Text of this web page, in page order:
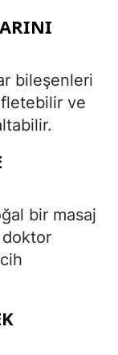
bileşenleri
ve
bir masaj
doktor